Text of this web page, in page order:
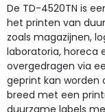
De TD-4520TN is
het printen van
zoals magazijnen,
laboratoria, horeca
overgedragen via
geprint kan worden
breed met een
duurzame labels